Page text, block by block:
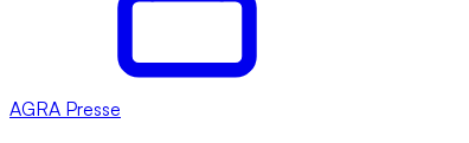
AGRA Presse